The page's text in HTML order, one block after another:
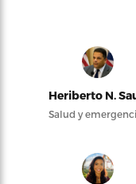
Heriberto N.
Salud y